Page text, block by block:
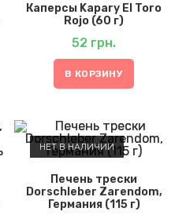
Каперсы Kapary El Toro
Rojo (60 г)
52 грн.
В КОРЗИНУ
НЕТ В НАЛИЧИИ
Печень трески
Dorschleber Zarendom,
Германия (115 г)